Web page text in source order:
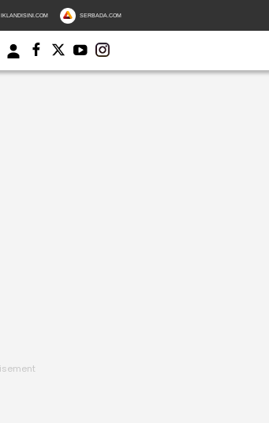
IKLANDISINI.COM SERBADA.COM